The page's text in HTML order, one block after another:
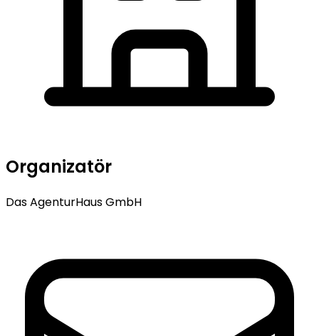
Organizatör
Das AgenturHaus GmbH